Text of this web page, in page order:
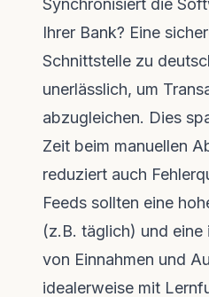
Synchronisiert die
Ihrer Bank? Eine
Schnittstelle zu
unerlässlich, um
abzugleichen. Dies
Zeit beim manuellen
reduziert auch
Feeds sollten eine
(z.B. täglich) und
von Einnahmen und
idealerweise mit